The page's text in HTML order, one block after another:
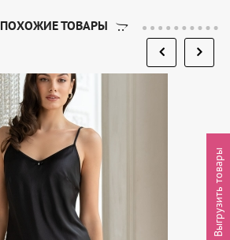
ПОХОЖИЕ ТОВАРЫ
Выгрузить товары